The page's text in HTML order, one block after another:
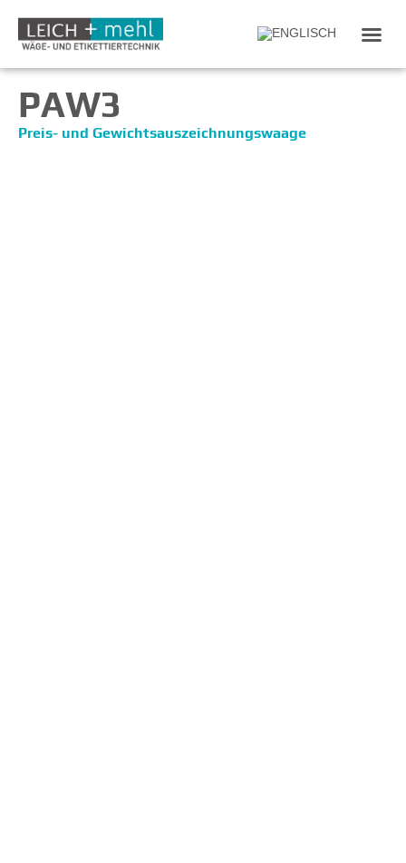
PAW3
Preis- und Gewichtsauszeichnungswaage